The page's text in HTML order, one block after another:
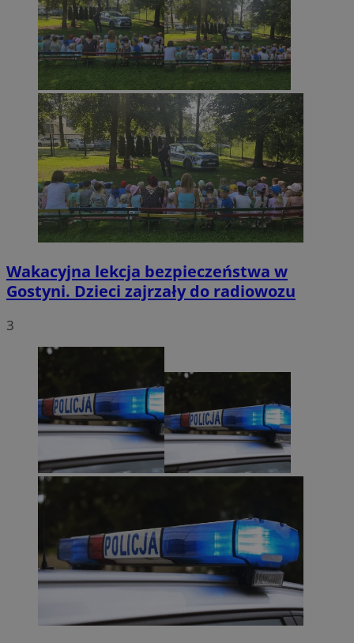
Wakacyjna lekcja bezpieczeństwa w
Gostyni. Dzieci zajrzały do radiowozu
3